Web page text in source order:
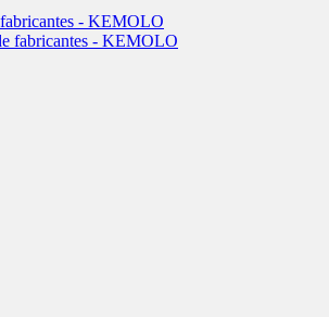
fabricantes - KEMOLO
fabricantes - KEMOLO